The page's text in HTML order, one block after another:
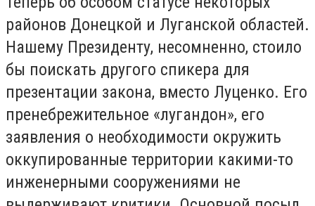
районов Донецкой и Луганской областей.
Нашему Президенту, несомненно, стоило
бы поискать другого спикера для
презентации закона, вместо Луценко. Его
пренебрежительное «лугандон», его
заявления о необходимости окружить
оккупированные территории какими-то
инженерными сооружениями не